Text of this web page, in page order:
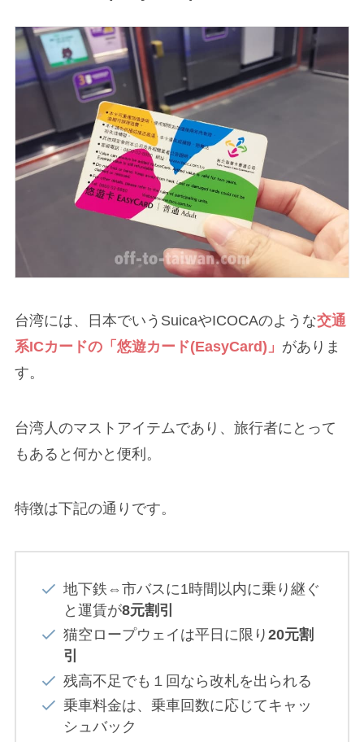
台湾には、日本でいうSuicaやICOCAのような交通
系ICカードの「悠遊カード(EasyCard)」 がありま
す。
台湾人のマストアイテムであり、旅行者にとって
もあると何かと便利。
特徴は下記の通りです。
地下鉄⇔市バスに1時間以内に乗り継ぐ
と運賃が8元割引
猫空ロープウェイは平日に限り20元割
引
残高不足でも１回なら改札を出られる
乗車料金は、乗車回数に応じてキャッ
シュバック